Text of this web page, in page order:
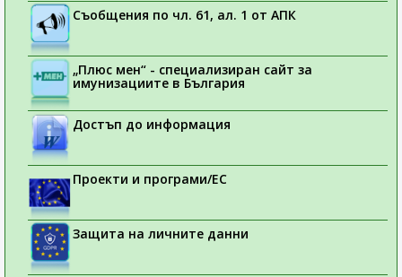
Съобщения по чл. 61, ал. 1 от АПК
„Плюс мен“ - специализиран сайт за
имунизациите в България
Достъп до информация
Проекти и програми/ЕС
Защита на личните данни